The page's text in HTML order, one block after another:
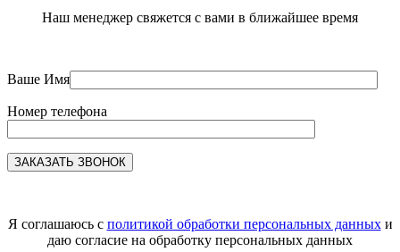
Наш менеджер свяжется с вами в ближайшее время
Ваше Имя
Номер телефона
Я соглашаюсь с политикой обработки персональных данныхи
даю согласие на обработку персональных данных